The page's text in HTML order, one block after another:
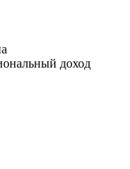
доход